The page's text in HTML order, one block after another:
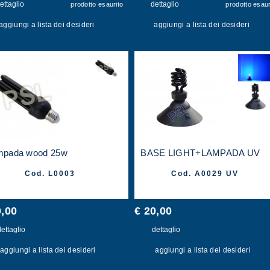
prodotto esaurito
a lista dei desideri
prodotto
dettaglio
aggiungi a lista dei desideri
wood 25w
Cod. L0003
aggiungi a lista dei desideri
BASE LIGHT+LAMPADA UV
Cod. A0029 UV
€ 20,00
dettaglio
aggiungi a lista dei desideri